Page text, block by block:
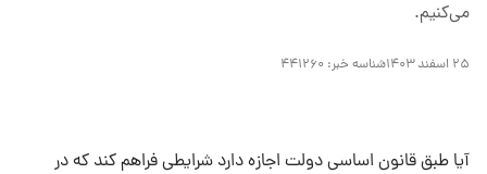
می‌کنیم.
۲۵ اسفند ۱۴۰۳ شناسه خبر: ۴۴۱۲۶۰
آیا طبق قانون اساسی دولت اجازه دارد شرایطی فراهم کند که در